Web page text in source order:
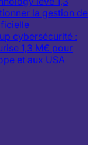
la gestion de
cybersécurité :
1,3 M€ pour
et aux USA